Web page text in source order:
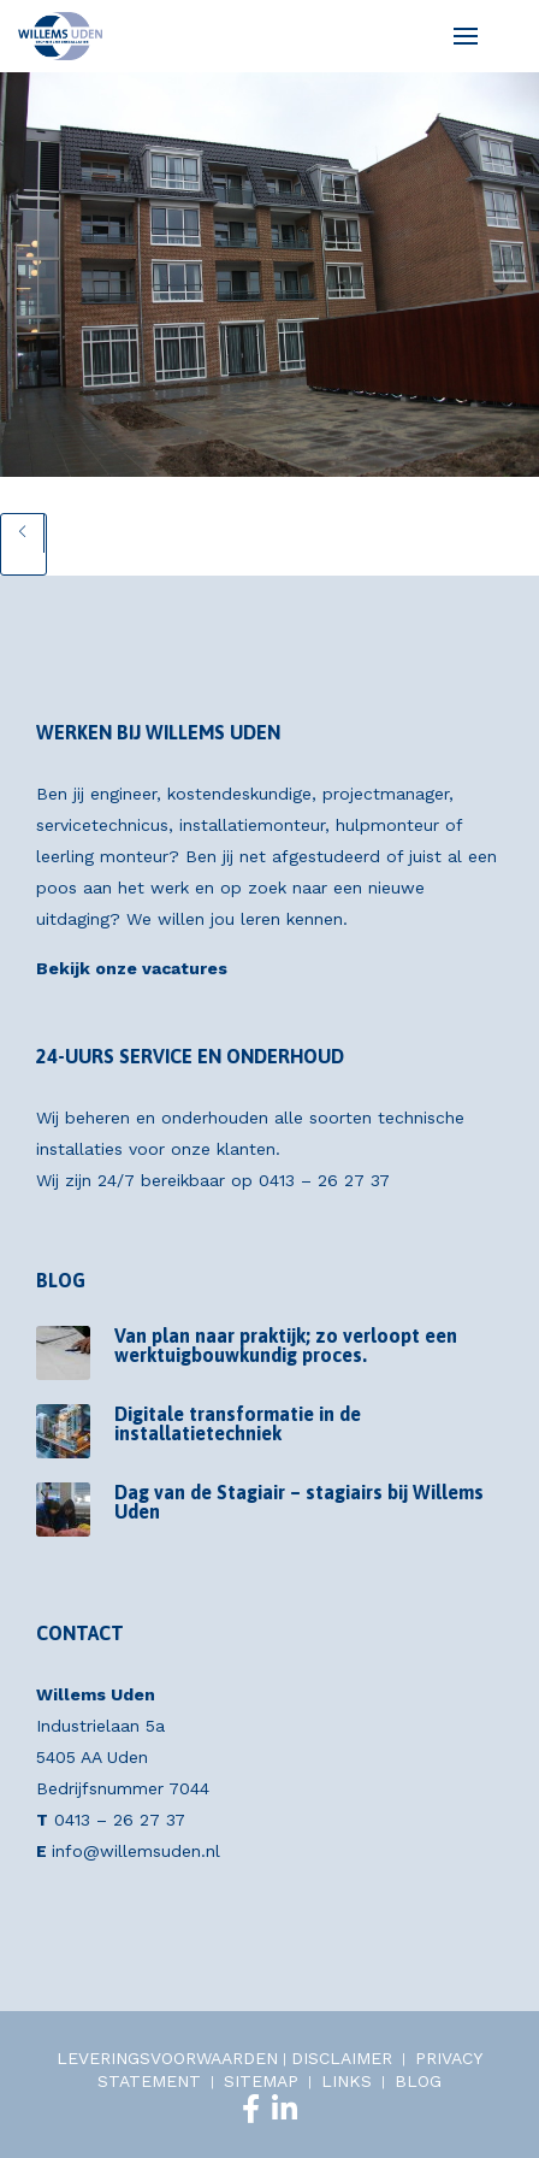
WERKEN BIJ WILLEMS UDEN
Ben jij engineer, kostendeskundige, projectmanager,
servicetechnicus, installatiemonteur, hulpmonteur of
leerling monteur? Ben jij net afgestudeerd of juist al een
poos aan het werk en op zoek naar een nieuwe
uitdaging? We willen jou leren kennen.
Bekijk onze vacatures
24-UURS SERVICE EN ONDERHOUD
Wij beheren en onderhouden alle soorten technische
installaties voor onze klanten.
Wij zijn 24/7 bereikbaar op 0413 – 26 27 37
BLOG
Van plan naar praktijk; zo verloopt een
werktuigbouwkundig proces.
Digitale transformatie in de
installatietechniek
Dag van de Stagiair – stagiairs bij Willems
Uden
CONTACT
Willems Uden
Industrielaan 5a
5405 AA Uden
Bedrijfsnummer 7044
T 0413 – 26 27 37
E info@willemsuden.nl
LEVERINGSVOORWAARDEN DISCLAIMER
PRIVACY
STATEMENT
SITEMAP LINKS BLOG